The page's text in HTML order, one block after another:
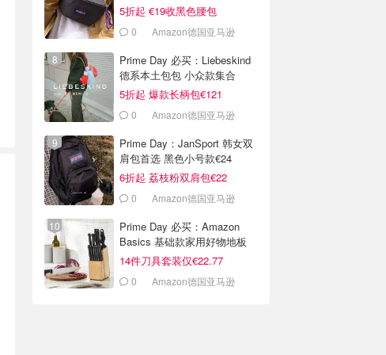
5折起 €19收黑色腰包
0 Amazon德国亚马逊
Prime Day 必买：Liebeskind
德系本土包包 小众款集合
5折起 爆款长柄包€121
0 Amazon德国亚马逊
Prime Day：JanSport 韩女双
肩包首选 黑色小号款€24
6折起 荔枝粉双肩包€22
0 Amazon德国亚马逊
Prime Day 必买：Amazon
Basics 基础款家用好物地板
价！
14件刀具套装仅€22.77
0 Amazon德国亚马逊